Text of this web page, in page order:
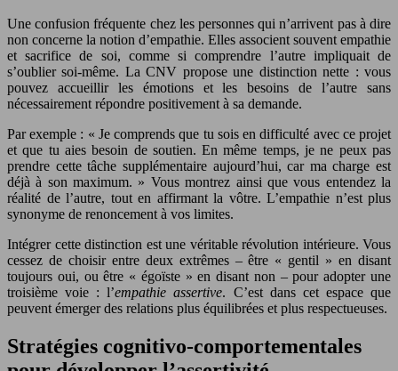
Une confusion fréquente chez les personnes qui n’arrivent pas à dire
non concerne la notion d’empathie. Elles associent souvent empathie
et sacrifice de soi, comme si comprendre l’autre impliquait de
s’oublier soi-même. La CNV propose une distinction nette : vous
pouvez accueillir les émotions et les besoins de l’autre sans
nécessairement répondre positivement à sa demande.
Par exemple : « Je comprends que tu sois en difficulté avec ce projet
et que tu aies besoin de soutien. En même temps, je ne peux pas
prendre cette tâche supplémentaire aujourd’hui, car ma charge est
déjà à son maximum. » Vous montrez ainsi que vous entendez la
réalité de l’autre, tout en affirmant la vôtre. L’empathie n’est plus
synonyme de renoncement à vos limites.
Intégrer cette distinction est une véritable révolution intérieure. Vous
cessez de choisir entre deux extrêmes – être « gentil » en disant
toujours oui, ou être « égoïste » en disant non – pour adopter une
troisième voie : l’empathie assertive. C’est dans cet espace que
peuvent émerger des relations plus équilibrées et plus respectueuses.
Stratégies cognitivo-comportementales